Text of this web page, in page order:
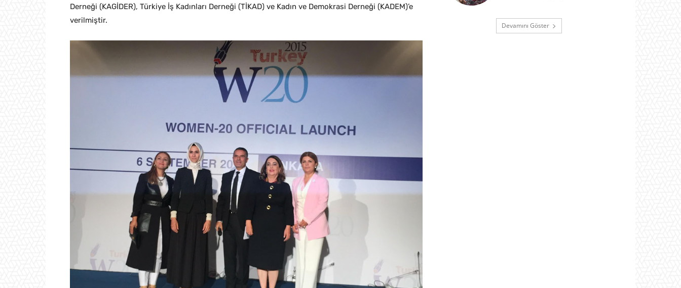
Derneği (KAGİDER), Türkiye İş Kadınları Derneği (TİKAD) ve Kadın ve Demokrasi Derneği (KADEM)’e
verilmiştir.
Devamını Göster